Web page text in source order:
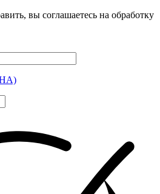
вы соглашаетесь на обработку